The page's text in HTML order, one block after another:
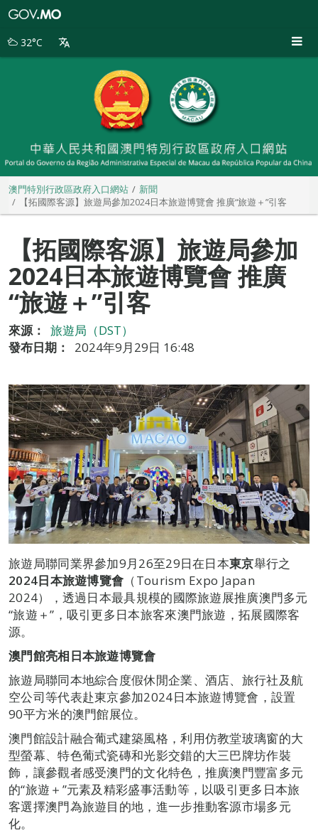
別
32°C
澳門特別行政區政府入口網站
新聞
【拓國際客源】旅遊局參加2024日本旅遊博覽會 推廣“旅遊＋”引客
【拓國際客源】旅遊局參加
2024日本旅遊博覽會 推廣
“旅遊＋”引客
來源：
旅遊局（DST）
發布日期：
2024年9月29日 16:48
旅遊局聯同業界參加9月26至29日在日本東京舉行之
2024日本旅遊博覽會 （Tourism Expo Japan
2024），透過日本最具規模的國際旅遊展推廣澳門多元
“旅遊＋”，吸引更多日本旅客來澳門旅遊，拓展國際客
源。
澳門館亮相日本旅遊博覽會
旅遊局聯同本地綜合度假休閒企業、酒店、旅行社及航
空公司等代表赴東京參加2024日本旅遊博覽會，設置
90平方米的澳門館展位。
澳門館設計融合葡式建築風格，利用仿教堂玻璃窗的大
型螢幕、特色葡式瓷磚和光影交錯的大三巴牌坊作裝
飾，讓參觀者感受澳門的文化特色，推廣澳門豐富多元
的“旅遊＋”元素及精彩盛事活動等，以吸引更多日本旅
客選擇澳門為旅遊目的地，進一步推動客源市場多元
化。